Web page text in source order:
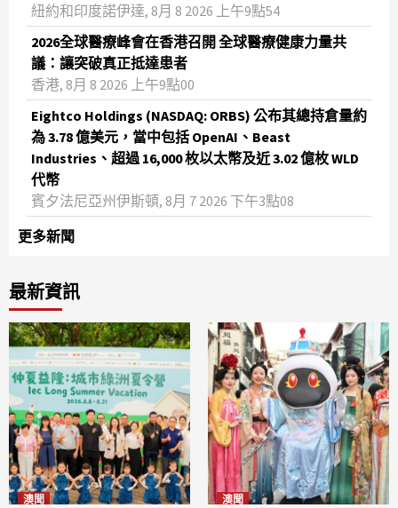
紐約和印度諾伊達, 8月 8 2026 上午9點54
2026全球醫療峰會在香港召開 全球醫療健康力量共
議：讓突破真正抵達患者
香港, 8月 8 2026 上午9點00
Eightco Holdings (NASDAQ: ORBS) 公布其總持倉量約
為 3.78 億美元，當中包括 OpenAI、Beast
Industries、超過 16,000 枚以太幣及近 3.02 億枚 WLD
代幣
賓夕法尼亞州伊斯頓, 8月 7 2026 下午3點08
更多新聞
最新資訊
澳聞 澳聞